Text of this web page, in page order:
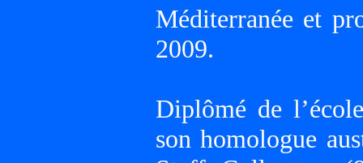
Méditerranée et
2009.
Diplômé de
son homologue